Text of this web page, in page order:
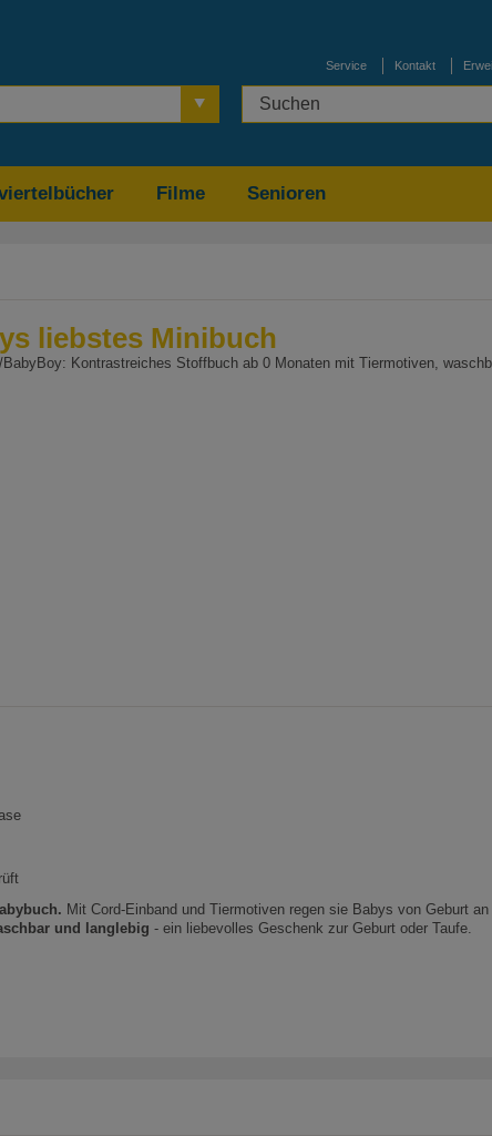
Service Kontakt
Filme Senioren
liebstes Minibuch
Kontrastreiches Stoffbuch ab 0 Monaten mit Tiermotiven,
Mit Cord-Einband und Tiermotiven regen sie Babys von Geburt
und langlebig - ein liebevolles Geschenk zur Geburt oder Taufe.